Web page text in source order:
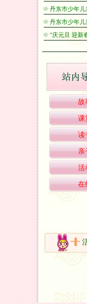
丹东市少年
丹东市少年
“庆元旦 迎新
故
课
读
亲
活
在
开放时间 活